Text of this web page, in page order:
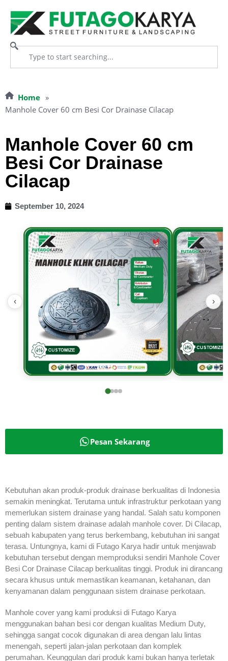
Home »
Manhole Cover 60 cm Besi Cor Drainase Cilacap
Manhole Cover 60 cm
Besi Cor Drainase
Cilacap
September 10, 2024
‹ ›
Pesan Sekarang
Kebutuhan akan produk-produk drainase berkualitas di Indonesia
semakin meningkat. Terutama untuk infrastruktur perkotaan yang
memerlukan sistem drainase yang handal. Salah satu komponen
penting dalam sistem drainase adalah manhole cover. Di Cilacap,
sebuah kabupaten yang terus berkembang, kebutuhan ini sangat
terasa. Untungnya, kami di Futago Karya hadir untuk menjawab
kebutuhan tersebut dengan memproduksi sendiri Manhole Cover
Besi Cor Drainase Cilacap berkualitas tinggi. Produk ini dirancang
secara khusus untuk memastikan keamanan, ketahanan, dan
kenyamanan dalam penggunaan sistem drainase perkotaan.
Manhole cover yang kami produksi di Futago Karya
menggunakan bahan besi cor dengan kualitas Medium Duty,
sehingga sangat cocok digunakan di area dengan lalu lintas
menengah, seperti jalan-jalan perkotaan dan komplek
perumahan. Keunggulan dari produk kami bukan hanya terletak